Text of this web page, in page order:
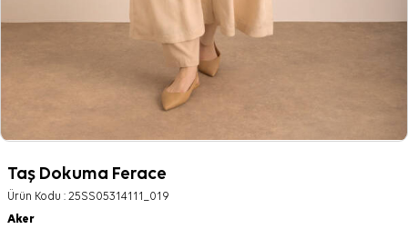
Taş Dokuma Ferace
Ürün Kodu : 25SS05314111_019
Aker